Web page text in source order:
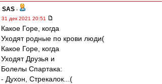
SAS -
31 дек 2021 20:51
Какое Горе, когда
Уходят родные по крови люди(
Какое Горе, когда
Уходят Друзья и
Болелы Спартака:
- Духон, Стрекалок...(